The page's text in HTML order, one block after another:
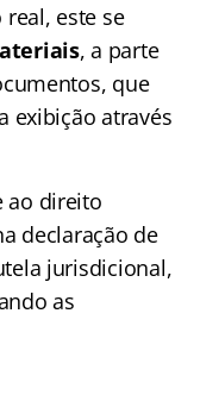
este se
, a parte
que
exibição através
ao direito
declaração de
jurisdicional,
as